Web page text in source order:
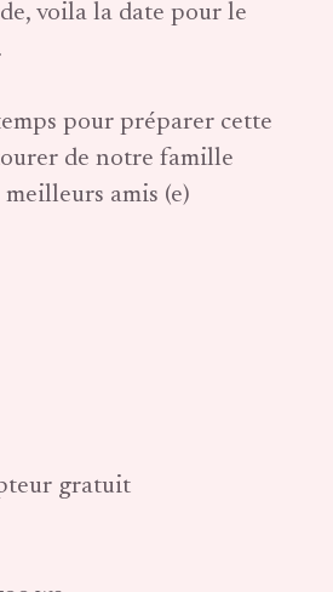
voila la date pour le
pour préparer cette
de notre famille
amis (e)
gratuit